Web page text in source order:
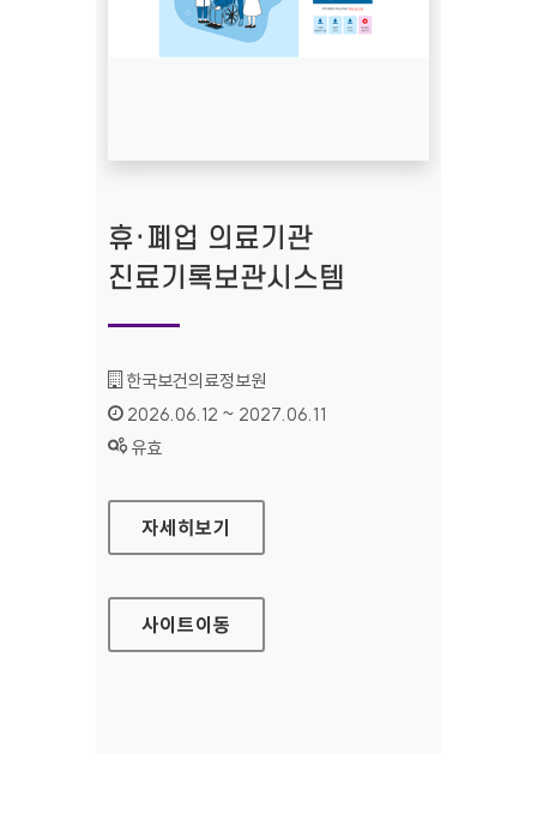
휴·폐업 의료기관
진료기록보관시스템
기관명 :
한국보건의료정보원
인증기간 :
2026.06.12 ~ 2027.06.11
상태 :
유효
휴·폐업 의료기관 진료기록보관시스템
자세히보기
사이트이동